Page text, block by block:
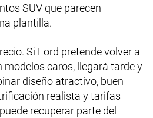
SUV que parecen
plantilla.
Si Ford pretende volver a
caros, llegará tarde y
diseño atractivo, buen
realista y tarifas
recuperar parte del